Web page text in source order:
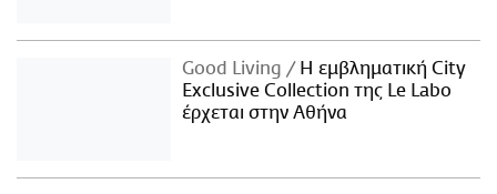
Good Living
Η εμβληματική City
Exclusive Collection της Le Labo
έρχεται στην Αθήνα